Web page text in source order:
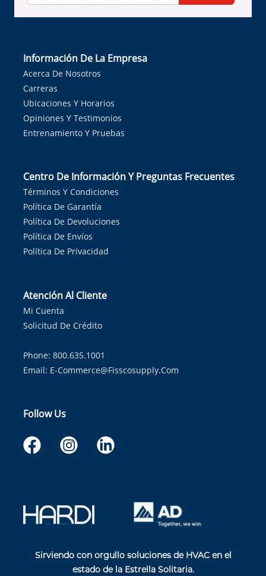
Información De La Empresa
Acerca De Nosotros
Carreras
Ubicaciones Y Horarios
Opiniones Y Testimonios
Entrenamiento Y Pruebas
Centro De Información Y Preguntas Frecuentes
Términos Y Condiciones
Política De Garantía
Política De Devoluciones
Política De Envíos
Política De Privacidad
Atención Al Cliente
Mi Cuenta
Solicitud De Crédito
Phone: 800.635.1001
Email: E-Commerce@fisscosupply.com
Follow Us
Sirviendo con orgullo soluciones de HVAC en el
estado de la Estrella Solitaria.